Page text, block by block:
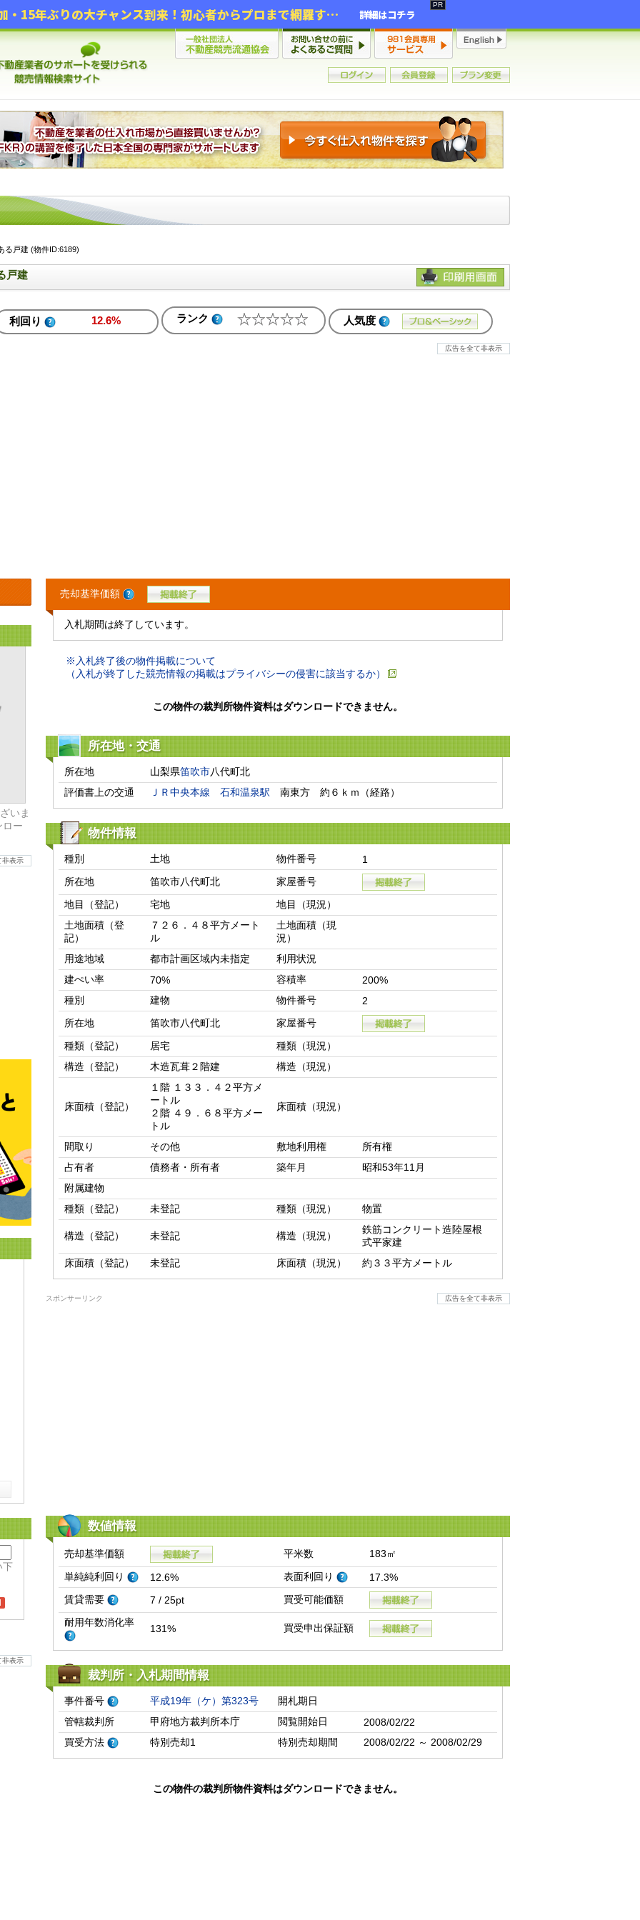
2年連続増加・15年ぶりの大チャンス到来！初心者からプロまで網羅する「競売不動産・超実践投資セミナー」♦神奈川県 横浜 in 神奈川 詳細はコチラ
る戸建 (物件ID:6189)
戸建
利回り 12.6% ランク 人気度
広告を全て非表示
いま
ロー
非表示
下
非表示
売却基準価額
入札期間は終了しています。
※入札終了後の物件掲載について
（入札が終了した競売情報の掲載はプライバシーの侵害に該当するか）
この物件の裁判所物件資料はダウンロードできません。
所在地・交通
所在地 山梨県笛吹市八代町北
評価書上の交通
ＪＲ中央本線 石和温泉駅 南東方　約６ｋｍ（経路）
物件情報
種別 土地 物件番号
1
所在地
笛吹市八代町北
家屋番号
地目（登記）
宅地
地目（現況）
土地面積（登
記）
７２６．４８平方メート
ル
土地面積（現
況）
用途地域
都市計画区域内未指定
利用状況
建ぺい率
70% 容積率
200%
種別
建物 物件番号
2
所在地
笛吹市八代町北
家屋番号
種類（登記）
居宅
種類（現況）
構造（登記）
木造瓦葺２階建 構造（現況）
床面積（登記）
１階 １３３．４２平方メ
ートル
２階 ４９．６８平方メー
トル
床面積（現況）
間取り その他 敷地利用権
所有権
占有者
債務者・所有者 築年月
昭和53年11月
附属建物
種類（登記）
未登記 種類（現況） 物置
構造（登記） 未登記 構造（現況）
鉄筋コンクリート造陸屋根
式平家建
床面積（登記）
未登記 床面積（現況） 約３３平方メートル
スポンサーリンク 広告を全て非表示
数値情報
売却基準価額 平米数
183㎡
単純純利回り
12.6% 表面利回り
17.3%
賃貸需要
7 / 25pt
買受可能価額
耐用年数消化率
131% 買受申出保証額
裁判所・入札期間情報
事件番号 平成19年（ケ）第323号
開札期日
管轄裁判所
甲府地方裁判所本庁 閲覧開始日
2008/02/22
買受方法
特別売却1 特別売却期間 2008/02/22 ～ 2008/02/29
この物件の裁判所物件資料はダウンロードできません。